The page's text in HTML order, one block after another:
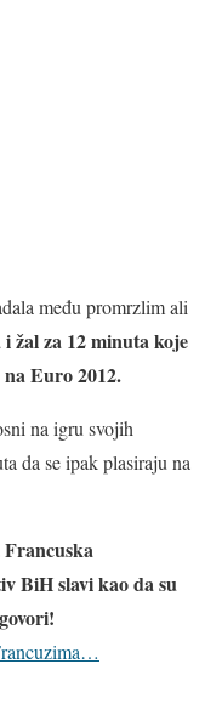
među promrzlim ali
žal za 12 minuta koje
Euro 2012.
na igru svojih
da se ipak plasiraju na
Francuska
BiH slavi kao da su